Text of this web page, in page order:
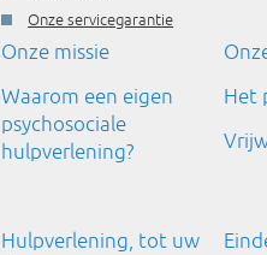
Onze servicegarantie
Onze missie
Waarom een eigen
psychosociale
hulpverlening?
Het
Hulpverlening, tot uw